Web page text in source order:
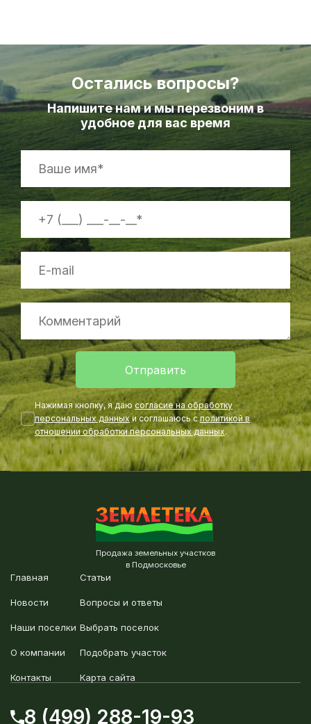
Остались вопросы?
Напишите нам и мы перезвоним в
удобное для вас время
Отправить
Нажимая кнопку, я даю согласие на обработку
персональных данныхи соглашаюсь сполитикой в
отношении обработки персональных данных.
Продажа земельных участков
в Подмосковье
Главная
Новости
Наши поселки
О компании
Контакты
Статьи
Вопросы и ответы
Выбрать поселок
Подобрать участок
Карта сайта
8 (499) 288-19-93